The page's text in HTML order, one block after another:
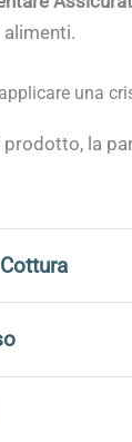
una
prodotto, la
ottimali è
risultati